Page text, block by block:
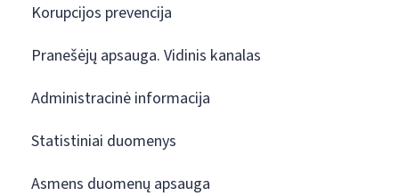
Korupcijos prevencija
Pranešėjų apsauga. Vidinis kanalas
Administracinė informacija
Statistiniai duomenys
Asmens duomenų apsauga